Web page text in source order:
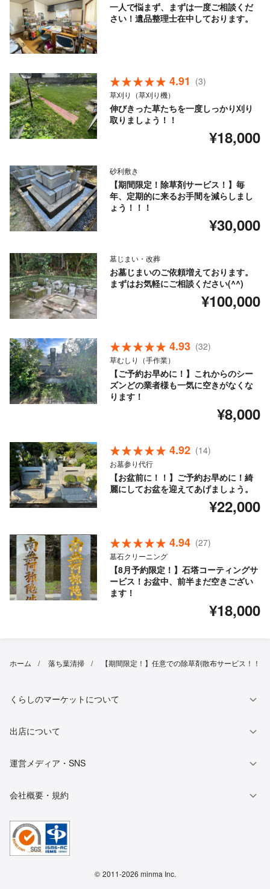
一人で悩まず、まずは一度ご相談くだ
さい！遺品整理士在中しております。
4.91 (3)
草刈り（草刈り機）
伸びきった草たちを一度しっかり刈り
取りましょう！！
¥18,000
砂利敷き
【期間限定！除草剤サービス！】毎
年、定期的に来るお手間を減らしまし
ょう！！！
¥30,000
墓じまい・改葬
お墓じまいのご依頼増えております。
まずはお気軽にご相談ください(^^)
¥100,000
4.93 (32)
草むしり（手作業）
【ご予約お早めに！】これからのシー
ズンどの業者様も一気に空きがなくな
ります！
¥8,000
4.92 (14)
お墓参り代行
【お盆前に！！】ご予約お早めに！綺
麗にしてお盆を迎えてあげましょう。
¥22,000
4.94 (27)
墓石クリーニング
【8月予約限定！】石塔コーティングサ
ービス！お盆中、前半まだ空きござい
ます！
¥18,000
ホーム 落ち葉清掃 【期間限定！】任意での除草剤散布サービス！！
くらしのマーケットについて
出店について
運営メディア・SNS
会社概要・規約
© 2011-2026 minma Inc.